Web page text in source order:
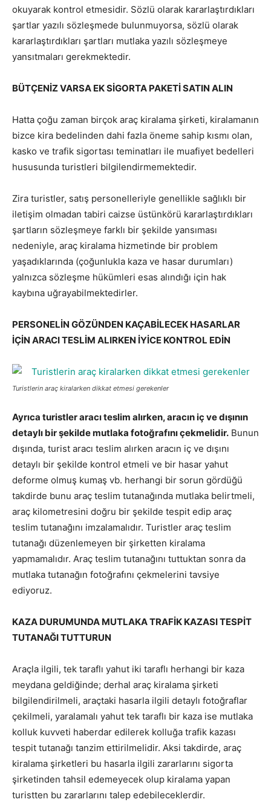
okuyarak kontrol etmesidir. Sözlü olarak kararlaştırdıkları
şartlar yazılı sözleşmede bulunmuyorsa, sözlü olarak
kararlaştırdıkları şartları mutlaka yazılı sözleşmeye
yansıtmaları gerekmektedir.
BÜTÇENİZ VARSA EK SİGORTA PAKETİ SATIN ALIN
Hatta çoğu zaman birçok araç kiralama şirketi, kiralamanın
bizce kira bedelinden dahi fazla öneme sahip kısmı olan,
kasko ve trafik sigortası teminatları ile muafiyet bedelleri
hususunda turistleri bilgilendirmemektedir.
Zira turistler, satış personelleriyle genellikle sağlıklı bir
iletişim olmadan tabiri caizse üstünkörü kararlaştırdıkları
şartların sözleşmeye farklı bir şekilde yansıması
nedeniyle, araç kiralama hizmetinde bir problem
yaşadıklarında (çoğunlukla kaza ve hasar durumları)
yalnızca sözleşme hükümleri esas alındığı için hak
kaybına uğrayabilmektedirler.
PERSONELİN GÖZÜNDEN KAÇABİLECEK HASARLAR
İÇİN ARACI TESLİM ALIRKEN İYİCE KONTROL EDİN
Turistlerin araç kiralarken dikkat etmesi gerekenler
Ayrıca turistler aracı teslim alırken, aracın iç ve dışının
detaylı bir şekilde mutlaka fotoğrafını çekmelidir. Bunun
dışında, turist aracı teslim alırken aracın iç ve dışını
detaylı bir şekilde kontrol etmeli ve bir hasar yahut
deforme olmuş kumaş vb. herhangi bir sorun gördüğü
takdirde bunu araç teslim tutanağında mutlaka belirtmeli,
araç kilometresini doğru bir şekilde tespit edip araç
teslim tutanağını imzalamalıdır. Turistler araç teslim
tutanağı düzenlemeyen bir şirketten kiralama
yapmamalıdır. Araç teslim tutanağını tuttuktan sonra da
mutlaka tutanağın fotoğrafını çekmelerini tavsiye
ediyoruz.
KAZA DURUMUNDA MUTLAKA TRAFİK KAZASI TESPİT
TUTANAĞI TUTTURUN
Araçla ilgili, tek taraflı yahut iki taraflı herhangi bir kaza
meydana geldiğinde; derhal araç kiralama şirketi
bilgilendirilmeli, araçtaki hasarla ilgili detaylı fotoğraflar
çekilmeli, yaralamalı yahut tek taraflı bir kaza ise mutlaka
kolluk kuvveti haberdar edilerek kolluğa trafik kazası
tespit tutanağı tanzim ettirilmelidir. Aksi takdirde, araç
kiralama şirketleri bu hasarla ilgili zararlarını sigorta
şirketinden tahsil edemeyecek olup kiralama yapan
turistten bu zararlarını talep edebileceklerdir.